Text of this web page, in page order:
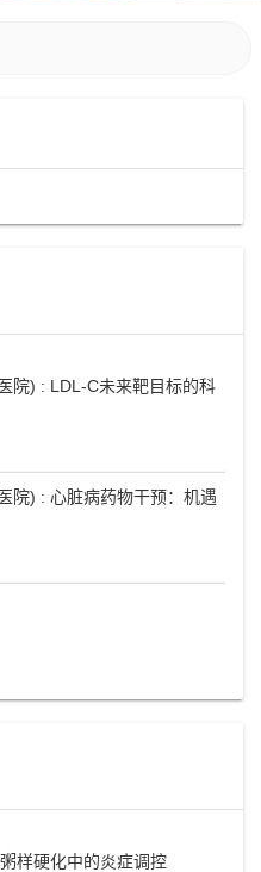
院) : LDL-C未来靶目标的科
院) : 心脏病药物干预：机遇
样硬化中的炎症调控